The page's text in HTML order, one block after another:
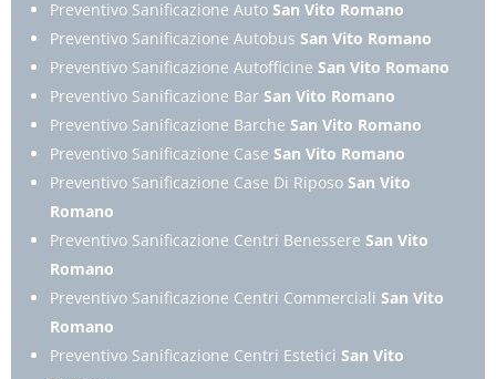
Preventivo Sanificazione AutoSan Vito Romano
Preventivo Sanificazione AutobusSan Vito Romano
Preventivo Sanificazione AutofficineSan Vito Romano
Preventivo Sanificazione BarSan Vito Romano
Preventivo Sanificazione BarcheSan Vito Romano
Preventivo Sanificazione CaseSan Vito Romano
Preventivo Sanificazione Case Di RiposoSan Vito
Romano
Preventivo Sanificazione Centri BenessereSan Vito
Romano
Preventivo Sanificazione Centri CommercialiSan Vito
Romano
Preventivo Sanificazione Centri EsteticiSan Vito